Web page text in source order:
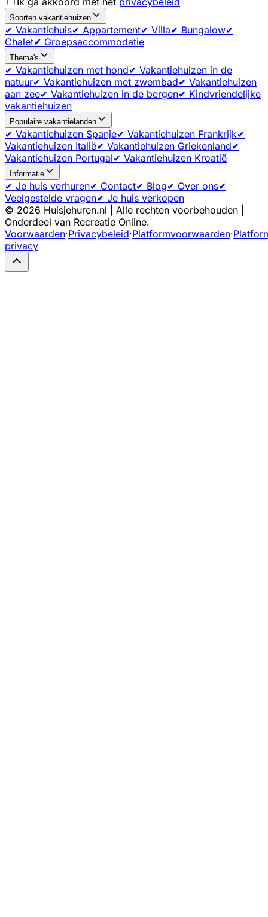
Soorten vakantiehuizen
✔ Vakantiehuis✔ Appartement✔ Villa✔ Bungalow✔
Chalet✔ Groepsaccommodatie
Thema's
✔ Vakantiehuizen met hond✔ Vakantiehuizen in de
natuur✔ Vakantiehuizen met zwembad✔ Vakantiehuizen
aan zee✔ Vakantiehuizen in de bergen✔ Kindvriendelijke
vakantiehuizen
Populaire vakantielanden
✔ Vakantiehuizen Spanje✔ Vakantiehuizen Frankrijk✔
Vakantiehuizen Italië✔ Vakantiehuizen Griekenland✔
Vakantiehuizen Portugal✔ Vakantiehuizen Kroatië
Informatie
✔ Je huis verhuren✔ Contact✔ Blog✔ Over ons✔
Veelgestelde vragen✔ Je huis verkopen
© 2026 Huisjehuren.nl | Alle rechten voorbehouden |
Onderdeel van Recreatie Online.
Voorwaarden·Privacybeleid·Platformvoorwaarden·
privacy